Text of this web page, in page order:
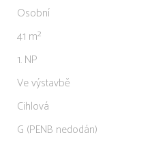
Osobní
41 m²
1. NP
Ve výstavbě
Cihlová
G (PENB nedodán)